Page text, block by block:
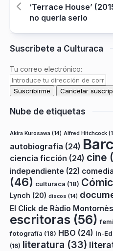
‘Terrace House’
no quería serlo
Suscríbete a Culturaca
Tu correo electrónico:
Nube de etiquetas
Akira Kurosawa (14) Alfred Hitchcock
autobiografía (24)
ciencia ficción (24) cine
independiente (22) comedia
(46) culturaca (18) Cómic
Lynch (20) discos (14)
El Click de Ràdio Montornès
escritoras (56)
fotografía (18) HBO (24) In-
(16) literatura (33)